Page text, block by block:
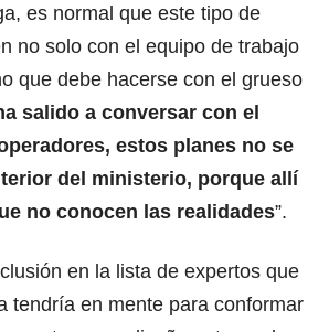
es normal que este tipo de
no solo con el equipo de trabajo
que debe hacerse con el grueso
salido a conversar con el
estos planes no se
del ministerio, porque allí
no conocen las realidades”.
en la lista de expertos que
tendría en mente para conformar